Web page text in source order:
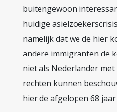
buitengewoon
huidige
namelijk dat we de hier
andere immigranten de
niet als Nederlander
rechten kunnen
hier de afgelopen 68